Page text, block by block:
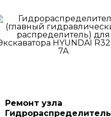
Ремонт узла
Гидрораспределитель